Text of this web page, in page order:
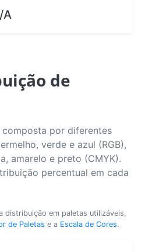
A
de
composta por diferentes
verde e azul (RGB),
amarelo e preto (CMYK).
percentual em cada
distribuição em paletas utilizáveis,
de Paletas e a Escala de Cores.